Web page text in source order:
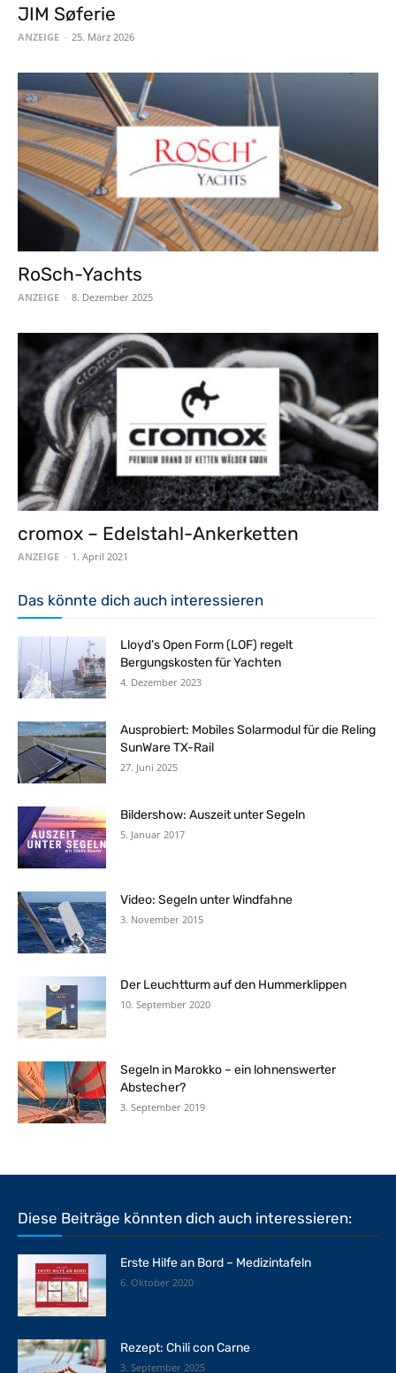
JIM Søferie
ANZEIGE - 25. März 2026
RoSch-Yachts
ANZEIGE - 8. Dezember 2025
cromox – Edelstahl-Ankerketten
ANZEIGE - 1. April 2021
Das könnte dich auch interessieren
Lloyd’s Open Form (LOF) regelt
Bergungskosten für Yachten
4. Dezember 2023
Ausprobiert: Mobiles Solarmodul für die Reling
SunWare TX-Rail
27. Juni 2025
Bildershow: Auszeit unter Segeln
5. Januar 2017
Video: Segeln unter Windfahne
3. November 2015
Der Leuchtturm auf den Hummerklippen
10. September 2020
Segeln in Marokko – ein lohnenswerter
Abstecher?
3. September 2019
Diese Beiträge könnten dich auch interessieren:
Erste Hilfe an Bord – Medizintafeln
6. Oktober 2020
Rezept: Chili con Carne
3. September 2025